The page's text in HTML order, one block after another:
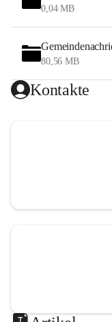
0,04 MB
80,56 MB
Kontakte